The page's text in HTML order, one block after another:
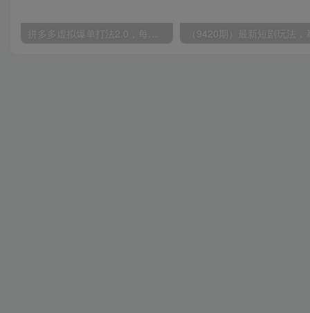
拼多多虚拟爆单打法2.0，每天10分钟，月产5000+，从0到1赚收益教程